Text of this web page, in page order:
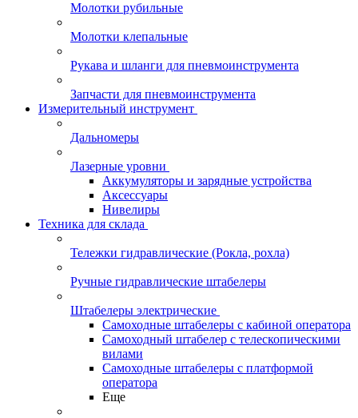
Молотки рубильные
Молотки клепальные
Рукава и шланги для пневмоинструмента
Запчасти для пневмоинструмента
Измерительный инструмент
Дальномеры
Лазерные уровни
Аккумуляторы и зарядные устройства
Аксессуары
Нивелиры
Техника для склада
Тележки гидравлические (Рокла, рохла)
Ручные гидравлические штабелеры
Штабелеры электрические
Самоходные штабелеры с кабиной оператора
Самоходный штабелер с телескопическими
вилами
Самоходные штабелеры с платформой
оператора
Еще